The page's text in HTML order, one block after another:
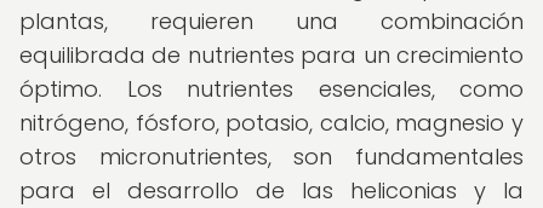
plantas, requieren una combinación
equilibrada de nutrientes para un crecimiento
óptimo. Los nutrientes esenciales, como
nitrógeno, fósforo, potasio, calcio, magnesio y
otros micronutrientes, son fundamentales
para el desarrollo de las heliconias y la